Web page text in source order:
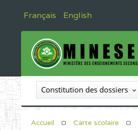
Français English
Constitution des dossiers
Accueil Carte scolaire